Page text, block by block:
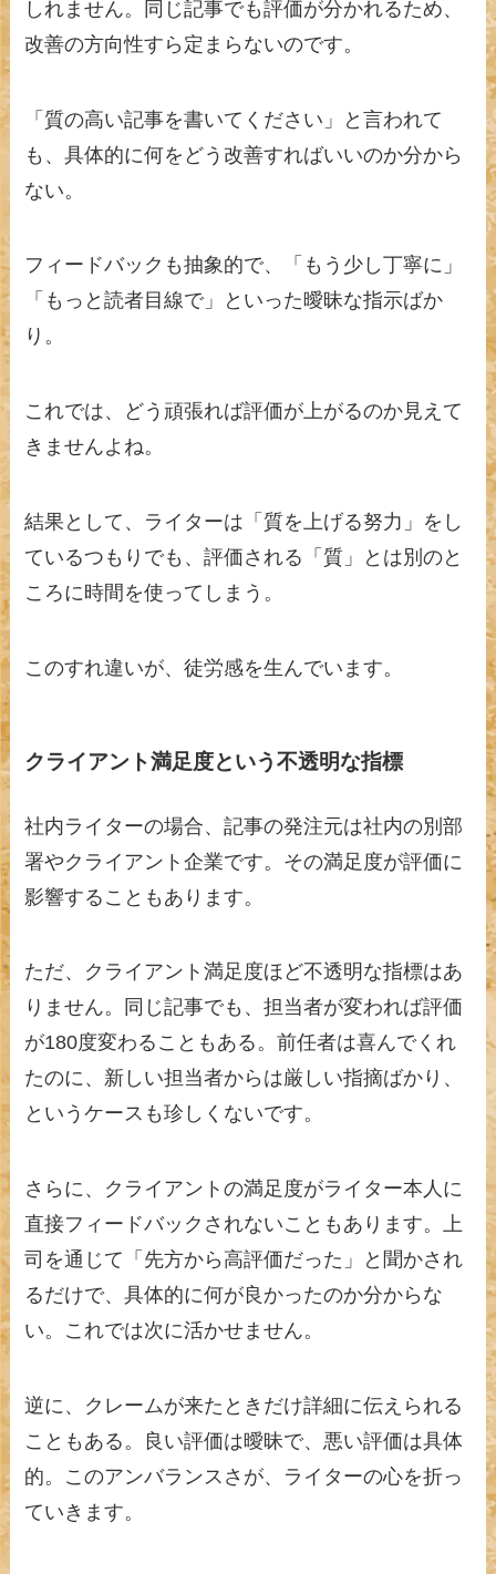
しれません。同じ記事でも評価が分かれるため、
改善の方向性すら定まらないのです。
「質の高い記事を書いてください」と言われて
も、具体的に何をどう改善すればいいのか分から
ない。
フィードバックも抽象的で、「もう少し丁寧に」
「もっと読者目線で」といった曖昧な指示ばか
り。
これでは、どう頑張れば評価が上がるのか見えて
きませんよね。
結果として、ライターは「質を上げる努力」をし
ているつもりでも、評価される「質」とは別のと
ころに時間を使ってしまう。
このすれ違いが、徒労感を生んでいます。
クライアント満足度という不透明な指標
社内ライターの場合、記事の発注元は社内の別部
署やクライアント企業です。その満足度が評価に
影響することもあります。
ただ、クライアント満足度ほど不透明な指標はあ
りません。同じ記事でも、担当者が変われば評価
が180度変わることもある。前任者は喜んでくれ
たのに、新しい担当者からは厳しい指摘ばかり、
というケースも珍しくないです。
さらに、クライアントの満足度がライター本人に
直接フィードバックされないこともあります。上
司を通じて「先方から高評価だった」と聞かされ
るだけで、具体的に何が良かったのか分からな
い。これでは次に活かせません。
逆に、クレームが来たときだけ詳細に伝えられる
こともある。良い評価は曖昧で、悪い評価は具体
的。このアンバランスさが、ライターの心を折っ
ていきます。